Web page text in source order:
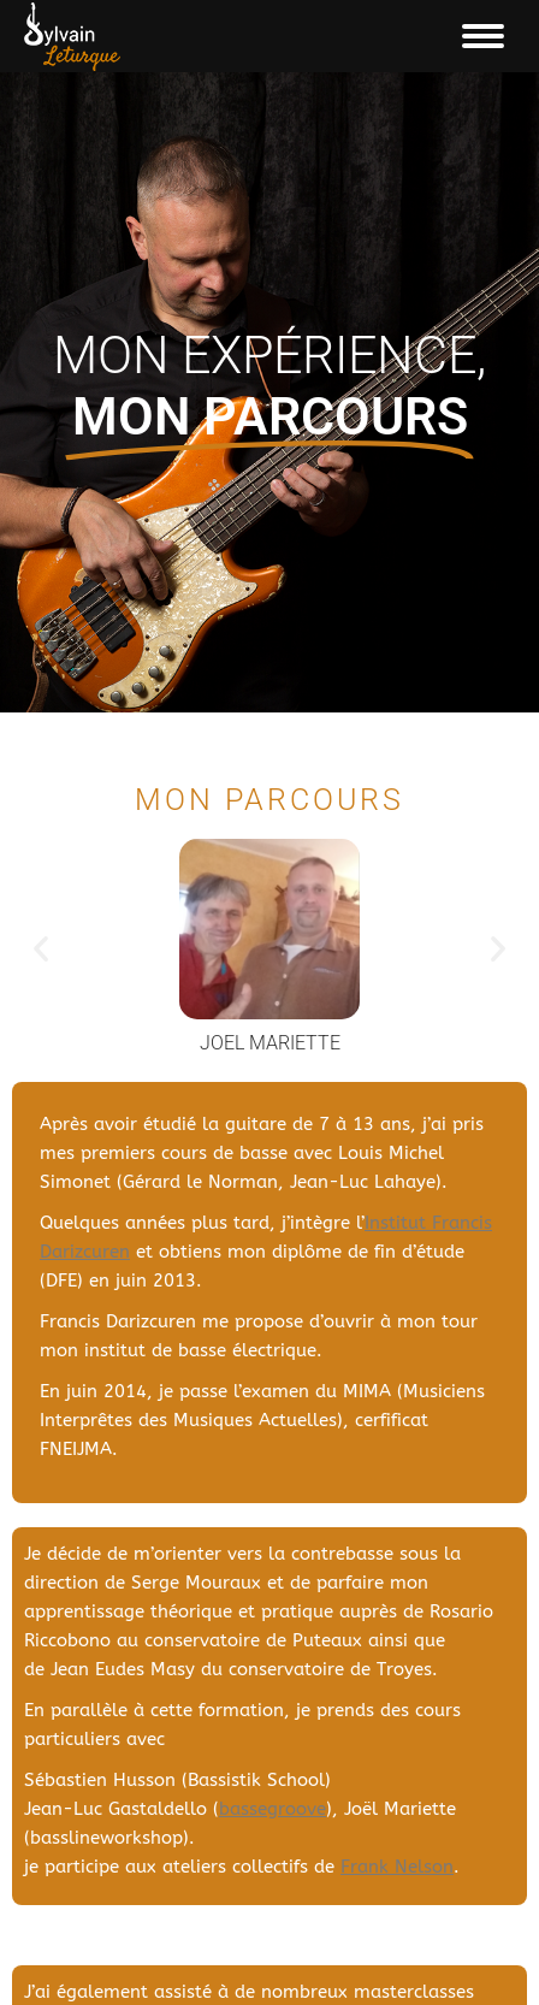
MON EXPÉRIENCE,
MON PARCOURS
MON PARCOURS
SÉBASTIEN HUSSON
Après avoir étudié la guitare de 7 à 13 ans, j’ai pris
mes premiers cours de basse avec Louis Michel
Simonet (Gérard le Norman, Jean-Luc Lahaye).
Quelques années plus tard, j’intègre l’Institut Francis
Darizcuren et obtiens mon diplôme de fin d’étude
(DFE) en juin 2013.
Francis Darizcuren me propose d’ouvrir à mon tour
mon institut de basse électrique.
En juin 2014, je passe l’examen du MIMA (Musiciens
Interprêtes des Musiques Actuelles), cerfificat
FNEIJMA.
Je décide de m’orienter vers la contrebasse sous la
direction de Serge Mouraux et de parfaire mon
apprentissage théorique et pratique auprès de Rosario
Riccobono au conservatoire de Puteaux ainsi que
de Jean Eudes Masy du conservatoire de Troyes.
En parallèle à cette formation, je prends des cours
particuliers avec
Sébastien Husson (Bassistik School)
Jean-Luc Gastaldello (bassegroove), Joël Mariette
(basslineworkshop).
je participe aux ateliers collectifs de Frank Nelson.
J’ai également assisté à de nombreux masterclasses